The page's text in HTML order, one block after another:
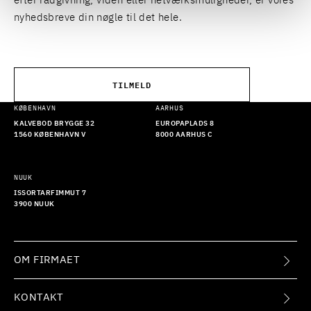
nyhedsbreve din nøgle til det hele.
TILMELD
KØBENHAVN
KALVEBOD BRYGGE 32
1560 KØBENHAVN V
AARHUS
EUROPAPLADS 8
8000 AARHUS C
NUUK
ISSORTARFIMMUT 7
3900 NUUK
OM FIRMAET
KONTAKT